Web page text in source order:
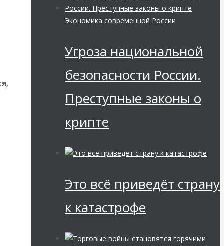
Экономика современной России
Угроза национальной
безопасности России.
Преступные законы о
крипте
Это всё приведёт страну
к катастрофе